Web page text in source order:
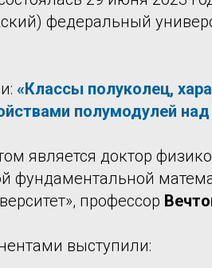
федеральный
«Классы полуколец,
полумодулей
является доктор
фундаментальной
профессор
выступили: